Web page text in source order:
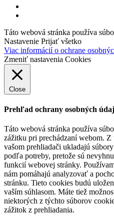
Táto webová stránka používa
Nastavenie Prijať všetko
Viac informácií o ochrane
Zmeniť nastavenia Cookies
Close
Prehľad ochrany osobných
Táto webová stránka používa
zážitku pri prechádzaní webom. Z
vašom prehliadači ukladajú
podľa potreby, pretože sú
funkcií webovej stránky.
nám pomáhajú analyzovať a
stránku. Tieto cookies budú
vaším súhlasom. Máte tiež
niektorých z týchto súborov
zážitok z prehliadania.